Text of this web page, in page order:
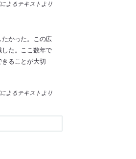
よるテキストより
かった。この広
た。ここ数年で
ることが大切
よるテキストより